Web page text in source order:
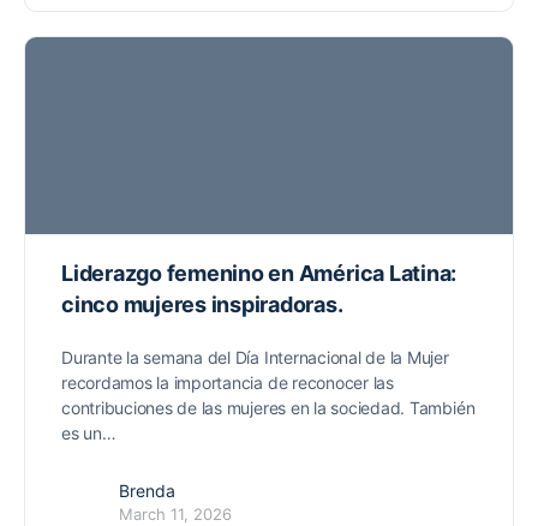
Liderazgo femenino en América Latina:
cinco mujeres inspiradoras.
Durante la semana del Día Internacional de la Mujer
recordamos la importancia de reconocer las
contribuciones de las mujeres en la sociedad. También
es un…
Brenda
March 11, 2026